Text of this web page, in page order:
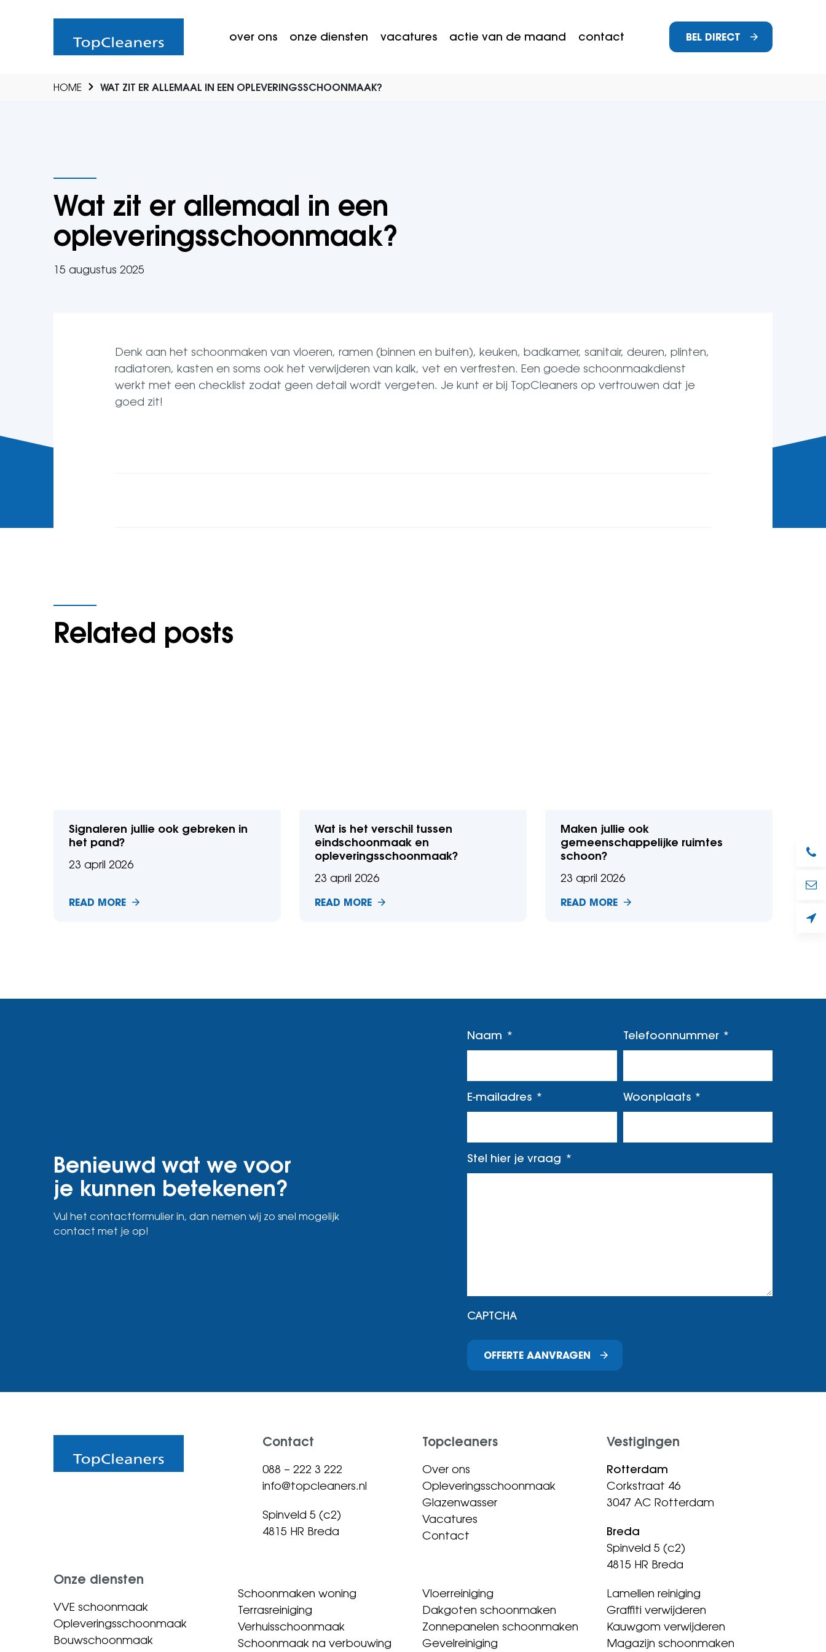
over ons onze diensten vacatures actie van de maand contact BEL DIRECT
HOME WAT ZIT ER ALLEMAAL IN EEN OPLEVERINGSSCHOONMAAK?
Wat zit er allemaal in een
opleveringsschoonmaak?
15 augustus 2025
Denk aan het schoonmaken van vloeren, ramen (binnen en buiten), keuken, badkamer, sanitair, deuren, plinten,
radiatoren, kasten en soms ook het verwijderen van kalk, vet en verfresten. Een goede schoonmaakdienst
werkt met een checklist zodat geen detail wordt vergeten. Je kunt er bij TopCleaners op vertrouwen dat je
goed zit!
Related posts
Signaleren jullie ook gebreken in
het pand?
23 april 2026
READ MORE
Wat is het verschil tussen
eindschoonmaak en
opleveringsschoonmaak?
23 april 2026
READ MORE
Maken jullie ook
gemeenschappelijke ruimtes
schoon?
23 april 2026
READ MORE
Benieuwd wat we voor
je kunnen betekenen?
Vul het contactformulier in, dan nemen wij zo snel mogelijk
contact met je op!
Naam Telefoonnummer
E-mailadres Woonplaats
Stel hier je vraag
CAPTCHA
OFFERTE AANVRAGEN
Contact
088 – 222 3 222
info@topcleaners.nl
Spinveld 5 (c2)
4815 HR Breda
Topcleaners
Over ons
Opleveringsschoonmaak
Glazenwasser
Vacatures
Contact
Vestigingen
Rotterdam
Corkstraat 46
3047 AC Rotterdam
Breda
Spinveld 5 (c2)
4815 HR Breda
Onze diensten
VVE schoonmaak
Opleveringsschoonmaak
Bouwschoonmaak
Schoonmaken woning
Terrasreiniging
Verhuisschoonmaak
Schoonmaak na verbouwing
Vloerreiniging
Dakgoten schoonmaken
Zonnepanelen schoonmaken
Gevelreiniging
Lamellen reiniging
Graffiti verwijderen
Kauwgom verwijderen
Magazijn schoonmaken